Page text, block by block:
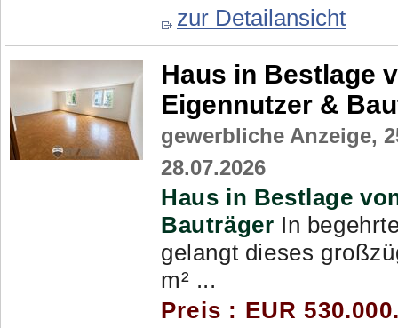
zur Detailansicht
Haus in Bestlage
Eigennutzer &
gewerbliche Anzeige,
28.07.2026
Haus in Bestlage
Bauträger In
gelangt dieses
m² ...
Preis : EUR